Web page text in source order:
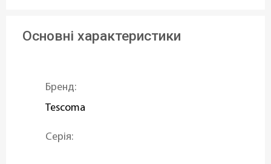
Основні характеристики
Бренд:
Tescoma
Серія: